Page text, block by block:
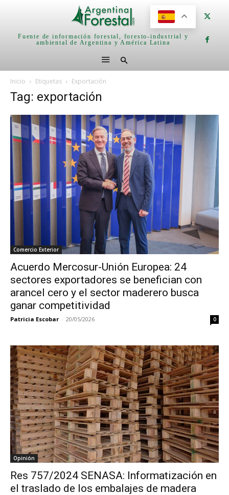
Fuente de información forestal, foresto-industrial y
ambiental de Argentina y América Latina
Inicio Etiquetas Exportación
Tag: exportación
Comercio Exterior
Acuerdo Mercosur-Unión Europea: 24
sectores exportadores se benefician con
arancel cero y el sector maderero busca
ganar competitividad
Patricia Escobar - 20/05/2026 0
Opinión
Res 757/2024 SENASA: Informatización en
el traslado de los embalajes de madera